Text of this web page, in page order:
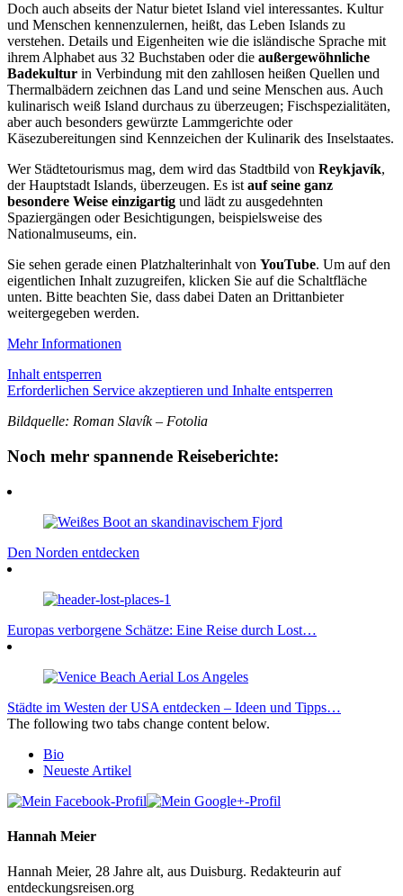
Doch auch abseits der Natur bietet Island viel interessantes. Kultur
und Menschen kennenzulernen, heißt, das Leben Islands zu
verstehen. Details und Eigenheiten wie die isländische Sprache mit
ihrem Alphabet aus 32 Buchstaben oder die außergewöhnliche
Badekultur in Verbindung mit den zahllosen heißen Quellen und
Thermalbädern zeichnen das Land und seine Menschen aus. Auch
kulinarisch weiß Island durchaus zu überzeugen; Fischspezialitäten,
aber auch besonders gewürzte Lammgerichte oder
Käsezubereitungen sind Kennzeichen der Kulinarik des Inselstaates.
Wer Städtetourismus mag, dem wird das Stadtbild von Reykjavík,
der Hauptstadt Islands, überzeugen. Es ist auf seine ganz
besondere Weise einzigartig und lädt zu ausgedehnten
Spaziergängen oder Besichtigungen, beispielsweise des
Nationalmuseums, ein.
Sie sehen gerade einen Platzhalterinhalt von YouTube. Um auf den
eigentlichen Inhalt zuzugreifen, klicken Sie auf die Schaltfläche
unten. Bitte beachten Sie, dass dabei Daten an Drittanbieter
weitergegeben werden.
Mehr Informationen
Inhalt entsperren
Erforderlichen Service akzeptieren und Inhalte entsperren
Bildquelle: Roman Slavík – Fotolia
Noch mehr spannende Reiseberichte:
Den Norden entdecken
Europas verborgene Schätze: Eine Reise durch Lost…
Städte im Westen der USA entdecken – Ideen und Tipps…
The following two tabs change content below.
Bio
Neueste Artikel
Hannah Meier
Hannah Meier, 28 Jahre alt, aus Duisburg. Redakteurin auf
entdeckungsreisen.org